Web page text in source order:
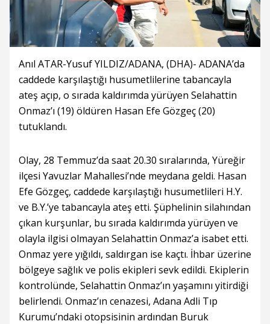
Anıl ATAR-Yusuf YILDIZ/ADANA, (DHA)- ADANA’da
caddede karşılaştığı husumetlilerine tabancayla
ateş açıp, o sırada kaldırımda yürüyen Selahattin
Onmaz’ı (19) öldüren Hasan Efe Gözgeç (20)
tutuklandı.
Olay, 28 Temmuz’da saat 20.30 sıralarında, Yüreğir
ilçesi Yavuzlar Mahallesi’nde meydana geldi. Hasan
Efe Gözgeç, caddede karşılaştığı husumetlileri H.Y.
ve B.Y.’ye tabancayla ateş etti. Şüphelinin silahından
çıkan kurşunlar, bu sırada kaldırımda yürüyen ve
olayla ilgisi olmayan Selahattin Onmaz’a isabet etti.
Onmaz yere yığıldı, saldırgan ise kaçtı. İhbar üzerine
bölgeye sağlık ve polis ekipleri sevk edildi. Ekiplerin
kontrolünde, Selahattin Onmaz’ın yaşamını yitirdiği
belirlendi. Onmaz’ın cenazesi, Adana Adli Tıp
Kurumu’ndaki otopsisinin ardından Buruk